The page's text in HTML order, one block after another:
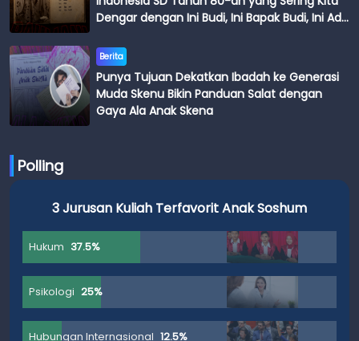
Dengar dengan Ini Budi, Ini Bapak Budi, Ini Adik
Berita
Punya Tujuan Dekatkan Ibadah ke Generasi
Muda Skenu Bikin Panduan Salat dengan
Gaya Ala Anak Skena
Polling
3 Jurusan Kuliah Terfavorit Anak Soshum
Hukum 37.5%
Psikologi 25%
Hubungan Internasional 12.5%